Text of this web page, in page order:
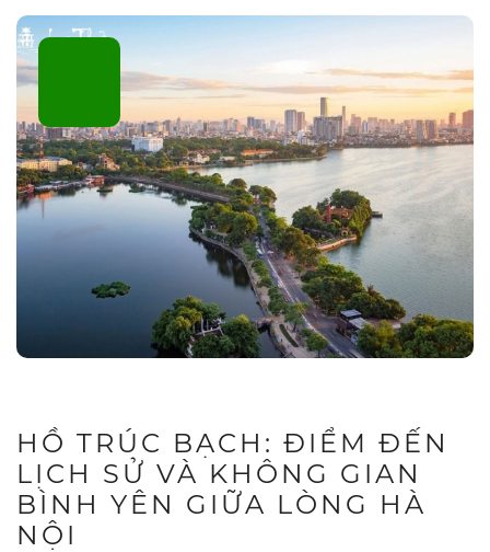
HỒ TRÚC BẠCH: ĐIỂM ĐẾN
LỊCH SỬ VÀ KHÔNG GIAN
BÌNH YÊN GIỮA LÒNG HÀ
NỘI